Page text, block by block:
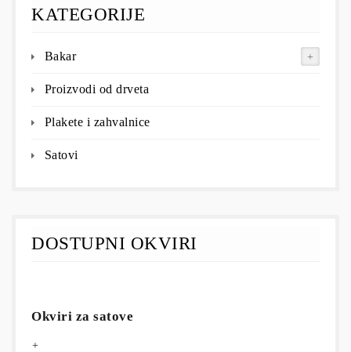
KATEGORIJE
Bakar
Proizvodi od drveta
Plakete i zahvalnice
Satovi
DOSTUPNI OKVIRI
Okviri za satove
+